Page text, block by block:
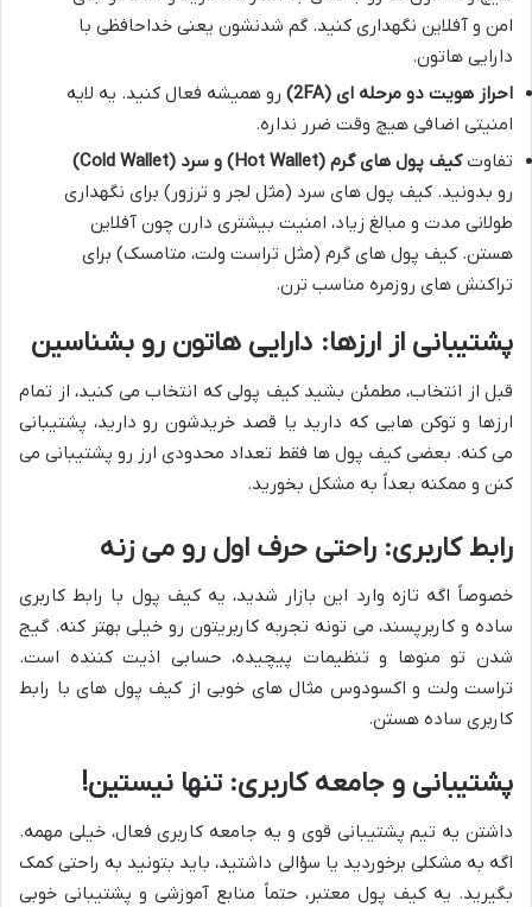
امن و آفلاین نگهداری کنید. گم شدنشون یعنی خداحافظی با
دارایی هاتون.
احراز هویت دو مرحله ای (2FA)
رو همیشه فعال کنید. یه لایه
امنیتی اضافی هیچ وقت ضرر نداره.
تفاوتکیف پول های گرم (Hot Wallet) و سرد (Cold Wallet)
رو بدونید. کیف پول های سرد (مثل لجر و ترزور) برای نگهداری
طولانی مدت و مبالغ زیاد، امنیت بیشتری دارن چون آفلاین
هستن. کیف پول های گرم (مثل تراست ولت، متامسک) برای
تراکنش های روزمره مناسب ترن.
پشتیبانی از ارزها: دارایی هاتون رو بشناسین
قبل از انتخاب، مطمئن بشید کیف پولی که انتخاب می کنید، از تمام
ارزها و توکن هایی که دارید یا قصد خریدشون رو دارید، پشتیبانی
می کنه. بعضی کیف پول ها فقط تعداد محدودی ارز رو پشتیبانی می
کنن و ممکنه بعداً به مشکل بخورید.
رابط کاربری: راحتی حرف اول رو می زنه
خصوصاً اگه تازه وارد این بازار شدید، یه کیف پول با رابط کاربری
ساده و کاربرپسند، می تونه تجربه کاربریتون رو خیلی بهتر کنه. گیج
شدن تو منوها و تنظیمات پیچیده، حسابی اذیت کننده است.
تراست ولت و اکسودوس مثال های خوبی از کیف پول های با رابط
کاربری ساده هستن.
پشتیبانی و جامعه کاربری: تنها نیستین!
داشتن یه تیم پشتیبانی قوی و یه جامعه کاربری فعال، خیلی مهمه.
اگه به مشکلی برخوردید یا سؤالی داشتید، باید بتونید به راحتی کمک
بگیرید. یه کیف پول معتبر، حتماً منابع آموزشی و پشتیبانی خوبی